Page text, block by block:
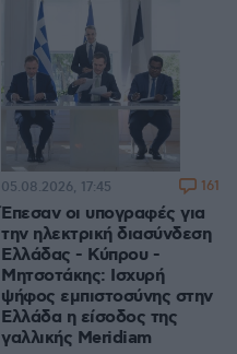
Έπεσαν οι υπογραφές για
την ηλεκτρική διασύνδεση
Ελλάδας - Κύπρου -
Μητσοτάκης: Ισχυρή
ψήφος εμπιστοσύνης στην
Ελλάδα η είσοδος της
γαλλικής Meridiam
05.08.2026, 17:45 161